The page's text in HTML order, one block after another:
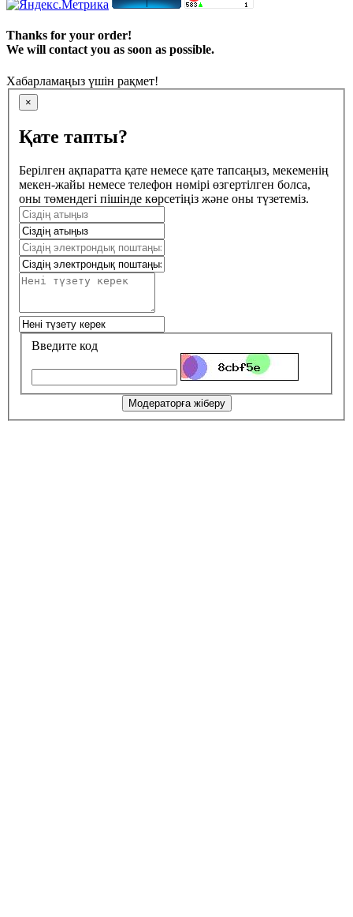
Thanks for your order!
We will contact you as soon as possible.
Хабарламаңыз үшін рақмет!
×
Қате тапты?
Берілген ақпаратта қате немесе қате тапсаңыз, мекеменің
мекен-жайы немесе телефон нөмірі өзгертілген болса,
оны төмендегі пішінде көрсетіңіз және оны түзетеміз.
Введите код
Модераторға жіберу